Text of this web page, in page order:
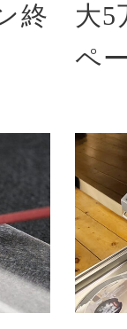
終
大5
ペ